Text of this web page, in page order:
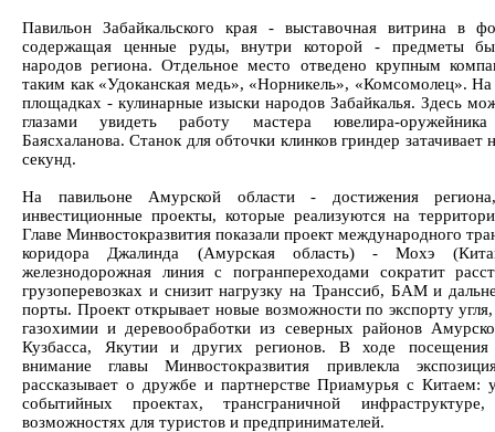
Павильон Забайкальского края - выставочная витрина в
содержащая ценные руды, внутри которой - предметы
народов региона. Отдельное место отведено крупным
таким как «Удоканская медь», «Норникель», «Комсомолец».
площадках - кулинарные изыски народов Забайкалья. Здесь
глазами увидеть работу мастера ювелира-
Баясхаланова. Станок для обточки клинков гриндер затачивает
секунд.
На павильоне Амурской области - достижения
инвестиционные проекты, которые реализуются на
Главе Минвостокразвития показали проект международного
коридора Джалинда (Амурская область) - Мохэ
железнодорожная линия с погранпереходами сократит
грузоперевозках и снизит нагрузку на Транссиб, БАМ и
порты. Проект открывает новые возможности по экспорту
газохимии и деревообработки из северных районов
Кузбасса, Якутии и других регионов. В ходе посещения
внимание главы Минвостокразвития привлекла
рассказывает о дружбе и партнерстве Приамурья с Китаем:
событийных проектах, трансграничной
возможностях для туристов и предпринимателей.